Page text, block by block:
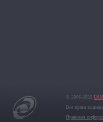
© 2006-2020
Все права
Правовая